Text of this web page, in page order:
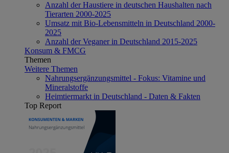
Anzahl der Haustiere in deutschen Haushalten nach
Tierarten 2000-2025
Umsatz mit Bio-Lebensmitteln in Deutschland 2000-
2025
Anzahl der Veganer in Deutschland 2015-2025
Konsum & FMCG
Themen
Weitere Themen
Nahrungsergänzungsmittel - Fokus: Vitamine und
Mineralstoffe
Heimtiermarkt in Deutschland - Daten & Fakten
Top Report